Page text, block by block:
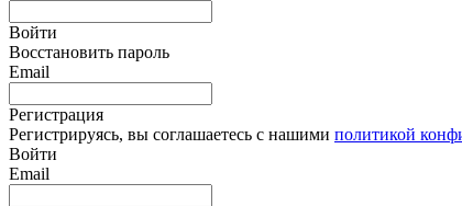
Войти
Восстановить пароль
Email
Регистрация
Регистрируясь, вы соглашаетесь с нашими политикой
Войти
Email